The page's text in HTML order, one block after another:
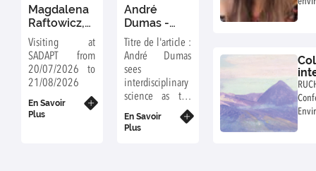
Magdalena
Raftowicz,
PhD, DSc
(Habilitation)
Visiting at
SADAPT from
20/07/2026 to
21/08/2026
En Savoir
Plus
André
Dumas -
Dans
AquaFeed
1st july
2O26
Titre de l'article :
André Dumas
sees
interdisciplinary
science as the
future of
aquaculture
En Savoir
Plus
du
-